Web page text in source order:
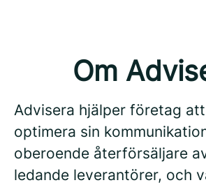
Om
Advisera hjälper företag
optimera sin
oberoende återförsäljare
ledande leverantörer, och